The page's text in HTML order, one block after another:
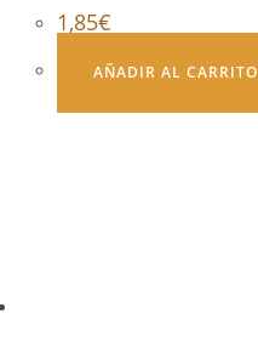
1,85€
AÑADIR AL CARRITO